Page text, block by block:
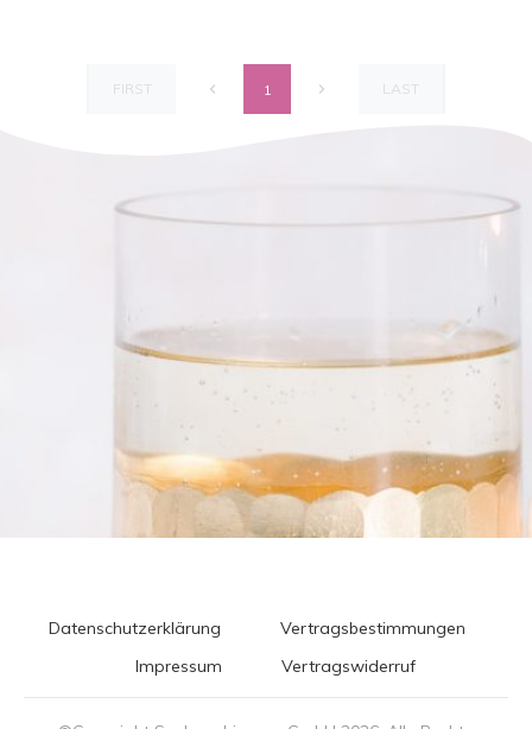
FIRST 1 LAST
Datenschutzerklärung
Vertragsbestimmungen
Impressum
Vertragswiderruf